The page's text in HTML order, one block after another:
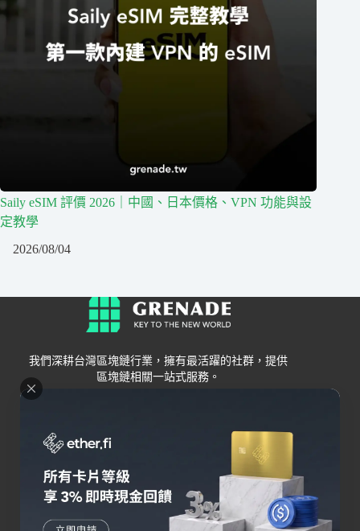
Saily eSIM 評價 2026｜中國、日本價格、VPN 功能與設
定教學
2026/08/04
我們深耕台灣區塊鏈行業，擁有最活躍的社群，提供
區塊鏈相關一站式服務。
Grenade
關於我們
聯絡我們
錢包
交易所
Bybit
OKX
HOYA BIT